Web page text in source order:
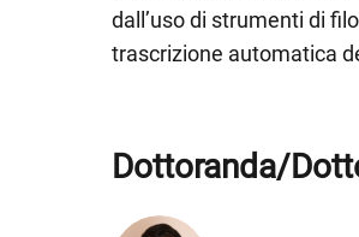
dall’uso di strumenti di
trascrizione automatica
Dottoranda/